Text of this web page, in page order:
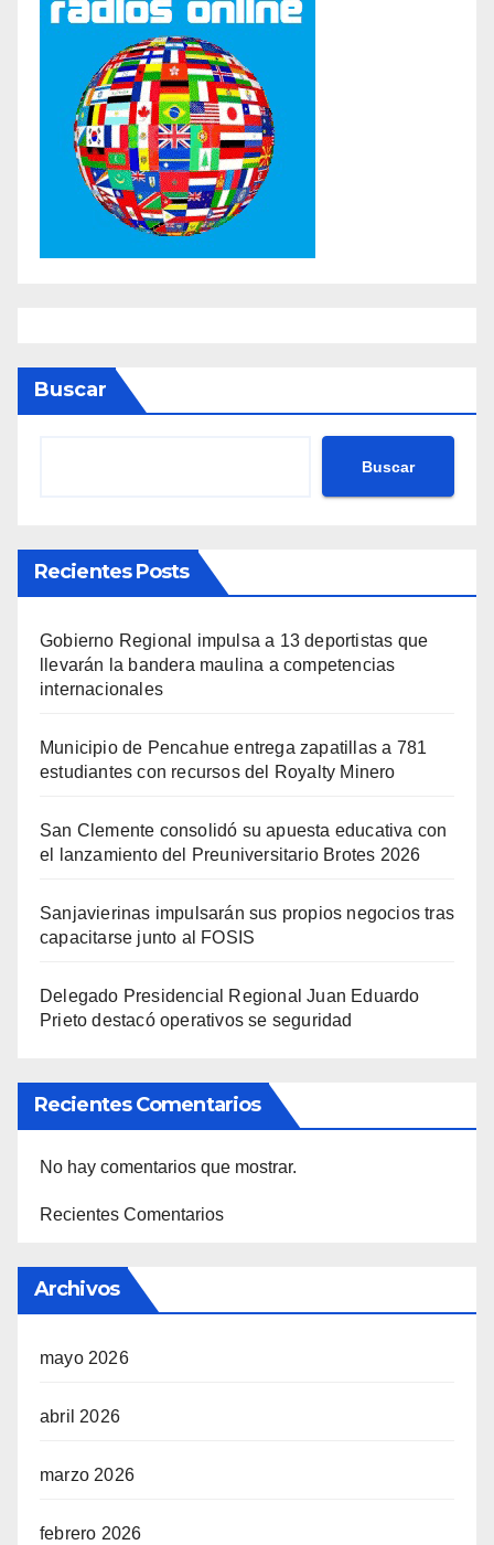
Buscar
Buscar
Recientes Posts
Gobierno Regional impulsa a 13 deportistas que
llevarán la bandera maulina a competencias
internacionales
Municipio de Pencahue entrega zapatillas a 781
estudiantes con recursos del Royalty Minero
San Clemente consolidó su apuesta educativa con
el lanzamiento del Preuniversitario Brotes 2026
Sanjavierinas impulsarán sus propios negocios tras
capacitarse junto al FOSIS
Delegado Presidencial Regional Juan Eduardo
Prieto destacó operativos se seguridad
Recientes Comentarios
No hay comentarios que mostrar.
Recientes Comentarios
Archivos
mayo 2026
abril 2026
marzo 2026
febrero 2026